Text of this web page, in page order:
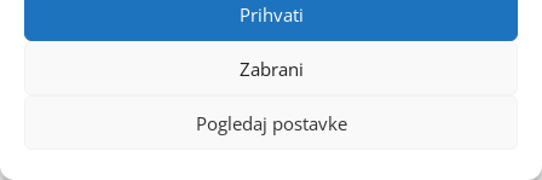
Prihvati
Zabrani
Pogledaj postavke